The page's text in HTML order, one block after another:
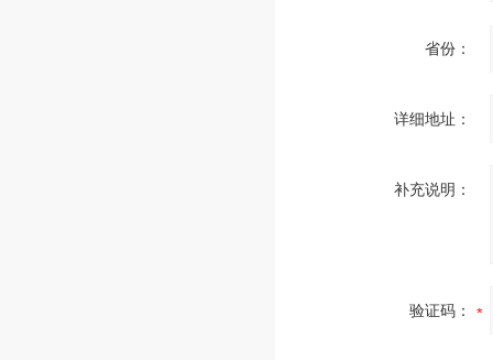
省份：
详细地址：
补充说明：
验证码：